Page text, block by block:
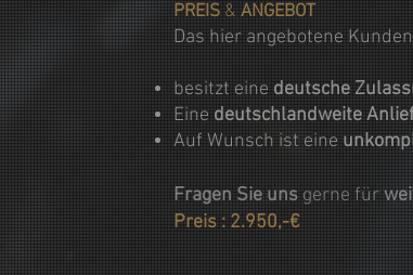
PREIS & ANGEBOT
Das hier angebotene
besitzt eine deutsche
Eine deutschlandweite
Auf Wunsch ist eine
Fragen Sie uns gerne für
Preis : 2.950,-€